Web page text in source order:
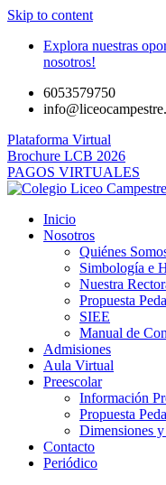
Skip to content
Explora nuestras
nosotros!
6053579750
Plataforma Virtual
Brochure LCB 2026
PAGOS VIRTUALES
Inicio
Nosotros
Quiénes
Simbología e
Nuestra
Propuesta
SIEE
Manual de
Admisiones
Aula Virtual
Preescolar
Información
Propuesta
Dimensiones
Contacto
Periódico